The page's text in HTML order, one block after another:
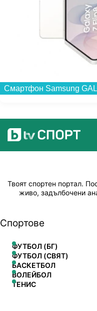
Твоят спортен портал.
живо, задълбочени
Спортове
ФУТБОЛ (БГ)
ФУТБОЛ (СВЯТ)
БАСКЕТБОЛ
ВОЛЕЙБОЛ
ТЕНИС